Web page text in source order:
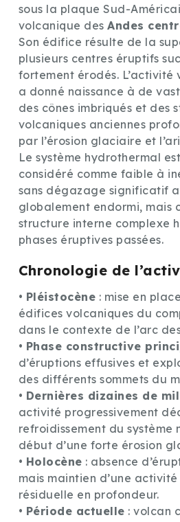
sous la plaque Sud-
volcanique desAndes
Son édifice résulte de la
plusieurs centres éruptifs
fortement érodés. L’activité
a donné naissance à de
des cônes imbriqués et des
volcaniques anciennes
par l’érosion glaciaire et
Le système hydrothermal
considéré comme faible à
sans dégazage significatif
globalement endormi, mais
structure interne complexe
phases éruptives passées.
Chronologie de
• Pléistocène : mise en
édifices volcaniques du
dans le contexte de l’arc
• Phase constructive
d’éruptions effusives et
des différents sommets du
• Dernières dizaines de
activité progressivement
refroidissement du système
début d’une forte érosion
• Holocène : absence
mais maintien d’une
résiduelle en profondeur.
• Période actuelle : volcan